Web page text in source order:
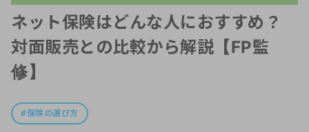
ネット保険はどんな人におすすめ？
対面販売との比較から解説【FP監
修】
保険の選び方